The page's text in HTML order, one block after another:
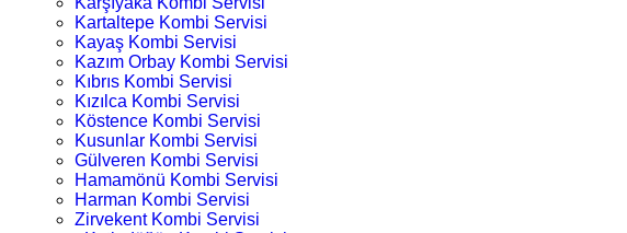
Kartaltepe Kombi Servisi
Kayaş Kombi Servisi
Kazım Orbay Kombi Servisi
Kıbrıs Kombi Servisi
Kızılca Kombi Servisi
Köstence Kombi Servisi
Kusunlar Kombi Servisi
Gülveren Kombi Servisi
Hamamönü Kombi Servisi
Harman Kombi Servisi
Zirvekent Kombi Servisi